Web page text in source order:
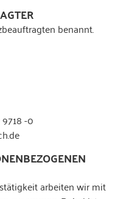
benannt.
-0
arbeiten wir mit